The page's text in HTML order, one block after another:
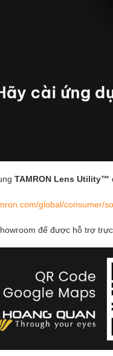
TAMRON Lens Utility™
global/consumer/
để được hỗ trợ